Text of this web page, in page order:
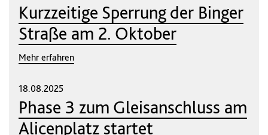
Kurzzeitige Sperrung der Binger
Straße am 2. Oktober
Mehr erfahren
18.08.2025
Phase 3 zum Gleisanschluss am
Alicenplatz startet